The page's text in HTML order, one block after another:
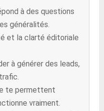
à des questions
généralités.
et la clarté éditoriale
à générer des leads,
te permettent
vraiment.